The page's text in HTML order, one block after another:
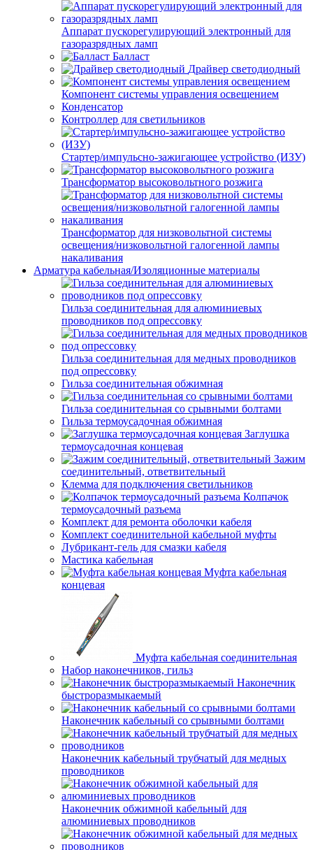
Аппарат пускорегулирующий электронный для
газоразрядных ламп
Балласт
Драйвер светодиодный
Компонент системы управления освещением
Конденсатор
Контроллер для светильников
Стартер/импульсно-зажигающее устройство (ИЗУ)
Трансформатор высоковольтного розжига
Трансформатор для низковольтной системы
освещения/низковольтной галогенной лампы
накаливания
Арматура кабельная/Изоляционные материалы
Гильза соединительная для алюминиевых
проводников под опрессовку
Гильза соединительная для медных проводников
под опрессовку
Гильза соединительная обжимная
Гильза соединительная со срывными болтами
Гильза термоусадочная обжимная
Заглушка
термоусадочная концевая
Зажим
соединительный, ответвительный
Клемма для подключения светильников
Колпачок
термоусадочный разъема
Комплект для ремонта оболочки кабеля
Комплект соединительной кабельной муфты
Лубрикант-гель для смазки кабеля
Мастика кабельная
Муфта кабельная
концевая
Муфта кабельная соединительная
Набор наконечников, гильз
Наконечник
быстроразмыкаемый
Наконечник кабельный со срывными болтами
Наконечник кабельный трубчатый для медных
проводников
Наконечник обжимной кабельный для
алюминиевых проводников